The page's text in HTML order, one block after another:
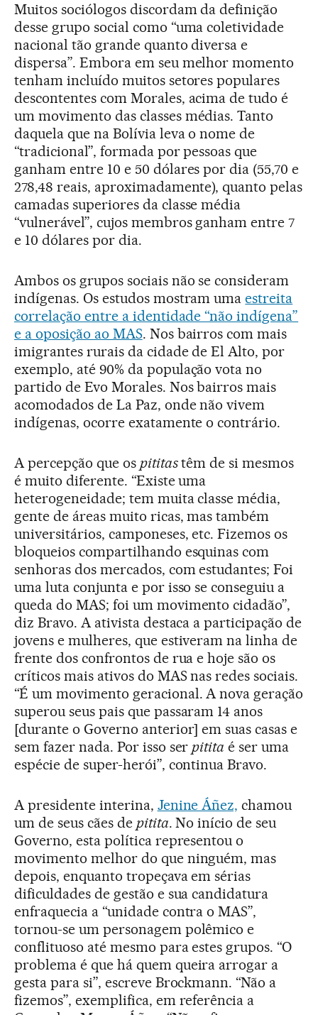
Muitos sociólogos discordam da definição
desse grupo social como “uma coletividade
nacional tão grande quanto diversa e
dispersa”. Embora em seu melhor momento
tenham incluído muitos setores populares
descontentes com Morales, acima de tudo é
um movimento das classes médias. Tanto
daquela que na Bolívia leva o nome de
“tradicional”, formada por pessoas que
ganham entre 10 e 50 dólares por dia (55,70 e
278,48 reais, aproximadamente), quanto pelas
camadas superiores da classe média
“vulnerável”, cujos membros ganham entre 7
e 10 dólares por dia.
Ambos os grupos sociais não se consideram
indígenas. Os estudos mostram umaestreita
correlação entre a identidade “não indígena”
e a oposição ao MAS. Nos bairros com mais
imigrantes rurais da cidade de El Alto, por
exemplo, até 90% da população vota no
partido de Evo Morales. Nos bairros mais
acomodados de La Paz, onde não vivem
indígenas, ocorre exatamente o contrário.
A percepção que os pititastêm de si mesmos
é muito diferente. “Existe uma
heterogeneidade; tem muita classe média,
gente de áreas muito ricas, mas também
universitários, camponeses, etc. Fizemos os
bloqueios compartilhando esquinas com
senhoras dos mercados, com estudantes; Foi
uma luta conjunta e por isso se conseguiu a
queda do MAS; foi um movimento cidadão”,
diz Bravo. A ativista destaca a participação de
jovens e mulheres, que estiveram na linha de
frente dos confrontos de rua e hoje são os
críticos mais ativos do MAS nas redes sociais.
“É um movimento geracional. A nova geração
superou seus pais que passaram 14 anos
[durante o Governo anterior] em suas casas e
sem fazer nada. Por isso serpitita é ser uma
espécie de super-herói”, continua Bravo.
A presidente interina, Jenine Áñez, chamou
um de seus cães de pitita. No início de seu
Governo, esta política representou o
movimento melhor do que ninguém, mas
depois, enquanto tropeçava em sérias
dificuldades de gestão e sua candidatura
enfraquecia a “unidade contra o MAS”,
tornou-se um personagem polêmico e
conflituoso até mesmo para estes grupos. “O
problema é que há quem queira arrogar a
gesta para si”, escreve Brockmann. “Não a
fizemos”, exemplifica, em referência a